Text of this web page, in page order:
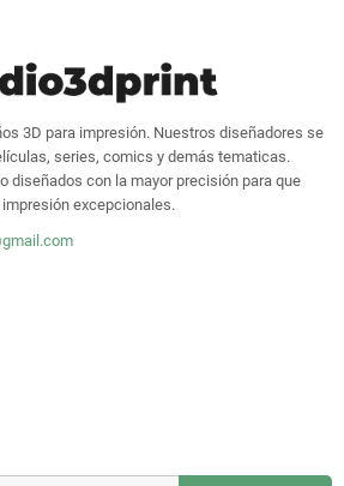
3D para impresión. Nuestros diseñadores se
series, comics y demás tematicas.
diseñados con la mayor precisión para que
excepcionales.